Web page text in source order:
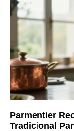
Parmentier
Tradicional